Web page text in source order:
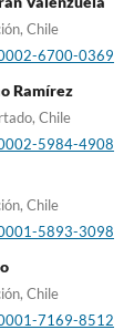
Chile
6700-0369
Ramírez
Chile
5984-4908
Chile
5893-3098
Chile
7169-8512